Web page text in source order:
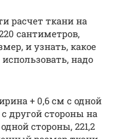
расчет ткани на
сантиметров,
и узнать, какое
надо
+ 0,6 см с одной
другой стороны на
стороны, 221,2